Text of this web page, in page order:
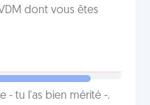
dont vous êtes
- tu l'as bien mérité -.